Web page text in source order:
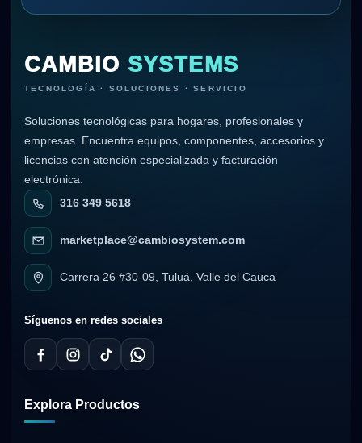
CAMBIO SYSTEMS
TECNOLOGÍA · SOLUCIONES · SERVICIO
Soluciones tecnológicas para hogares, profesionales y
empresas. Encuentra equipos, componentes, accesorios y
licencias con atención especializada y facturación
electrónica.
316 349 5618
marketplace@cambiosystem.com
Carrera 26 #30-09, Tuluá, Valle del Cauca
Síguenos en redes sociales
Explora Productos